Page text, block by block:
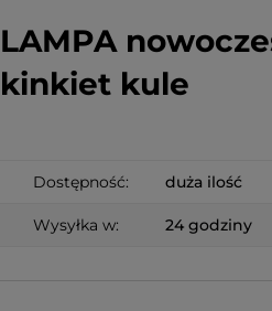
LAMPA
kinkiet kule
Dostępność: duża ilość
Wysyłka w: 24 godziny